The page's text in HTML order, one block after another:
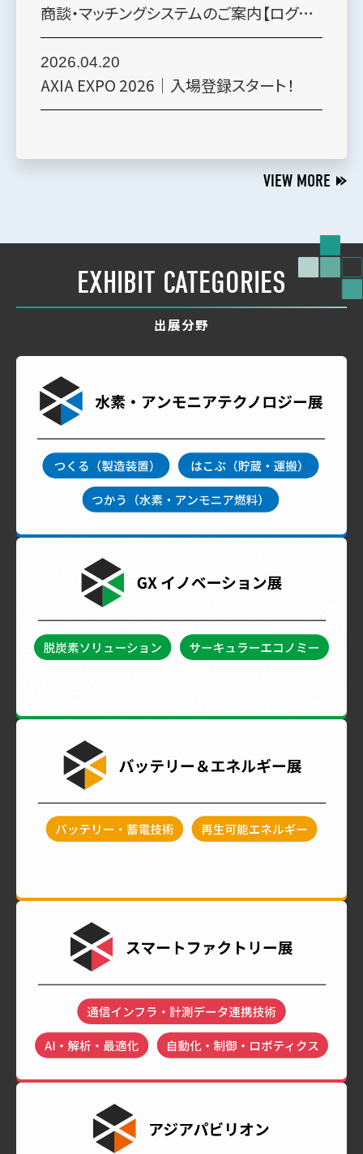
商談・マッチングシステムのご案内【ログイン後、右上のバナーからご利用いただけます】
2026.04.20
AXIA EXPO 2026｜入場登録スタート！
VIEW MORE
EXHIBIT CATEGORIES
出展分野